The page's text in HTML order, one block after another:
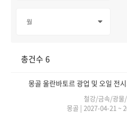
총건수 6
몽골 울란바토르 광업 및 오일
철강/금속/광물
몽골 | 2027-04-21 ~